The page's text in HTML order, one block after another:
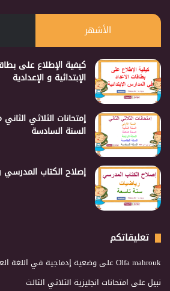
الأشهر
كيفية الإطلاع على
الإبتدائية و الإعدادية
إمتحانات الثلاثي
السنة السادسة
إصلاح الكتاب المدرسي
تعليقاتكم
Olfa mahroukعلى وضعية إدماجية في اللغة
نبيلعلى امتحانات انجليزية الثلاثي الثالث